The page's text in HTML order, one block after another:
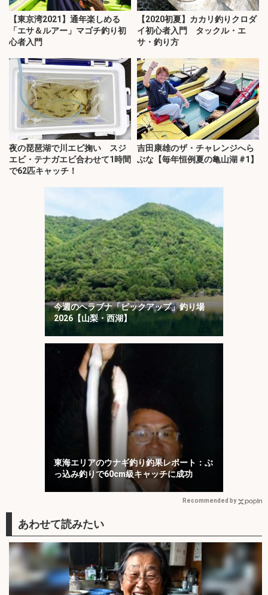
【東京湾2021】通年楽しめる
「エサ＆ルアー」マゴチ釣り初
心者入門
【2020初夏】カカリ釣りクロダ
イ初心者入門 タックル・エ
サ・釣り方
夜の琵琶湖で川エビ掬い スジ
エビ・テナガエビ合わせて1時間
で62匹キャッチ！
吉田康雄のザ・チャレンジへら
ぶな【毎年恒例夏の亀山湖 #1】
今週のヘラブナ「ピックアップ」釣り場
2026【山梨・西湖】
東海エリアのウナギ釣り釣果レポート：ぶ
っ込み釣りで60cm級キャッチに成功
Recommended by